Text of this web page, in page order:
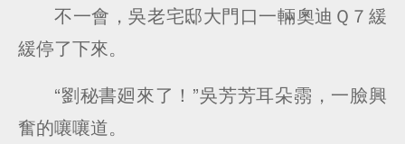
不一會，吳老宅邸大門口一輛奧迪Ｑ７緩
緩停了下來。
“劉秘書廻來了！”吳芳芳耳朵霛，一臉興
奮的嚷嚷道。